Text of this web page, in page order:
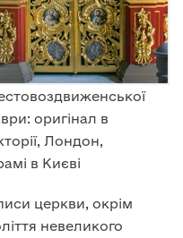
оригінал в
Лондон,
в Києві
церкви, окрім
невеликого